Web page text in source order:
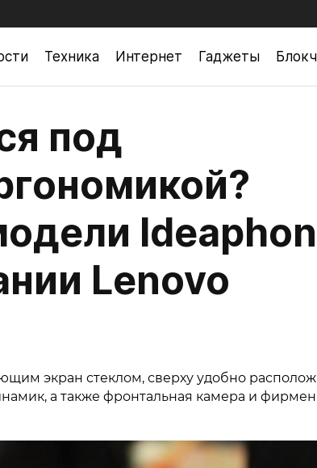
Техника Интернет Гаджеты
под
Lenovo
экран стеклом, сверху удобно
а также фронтальная камера и